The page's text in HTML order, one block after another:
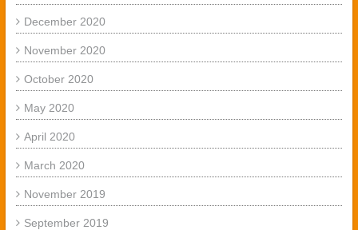
December 2020
November 2020
October 2020
May 2020
April 2020
March 2020
November 2019
September 2019